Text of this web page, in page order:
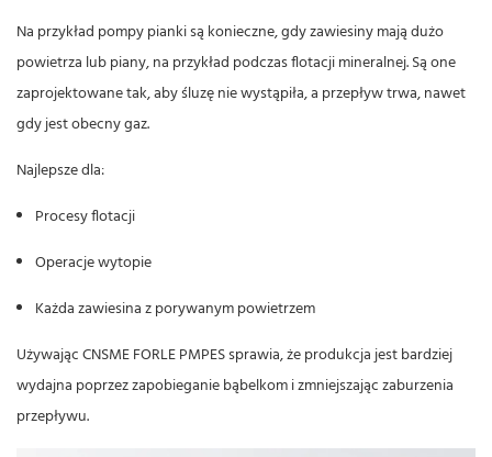
Na przykład pompy pianki są konieczne, gdy zawiesiny mają dużo
powietrza lub piany, na przykład podczas flotacji mineralnej. Są one
zaprojektowane tak, aby śluzę nie wystąpiła, a przepływ trwa, nawet
gdy jest obecny gaz.
Najlepsze dla:
Procesy flotacji
Operacje wytopie
Każda zawiesina z porywanym powietrzem
UżywającCNSME FORLE PMPESsprawia, że ​​produkcja jest bardziej
wydajna poprzez zapobieganie bąbelkom i zmniejszając zaburzenia
przepływu.